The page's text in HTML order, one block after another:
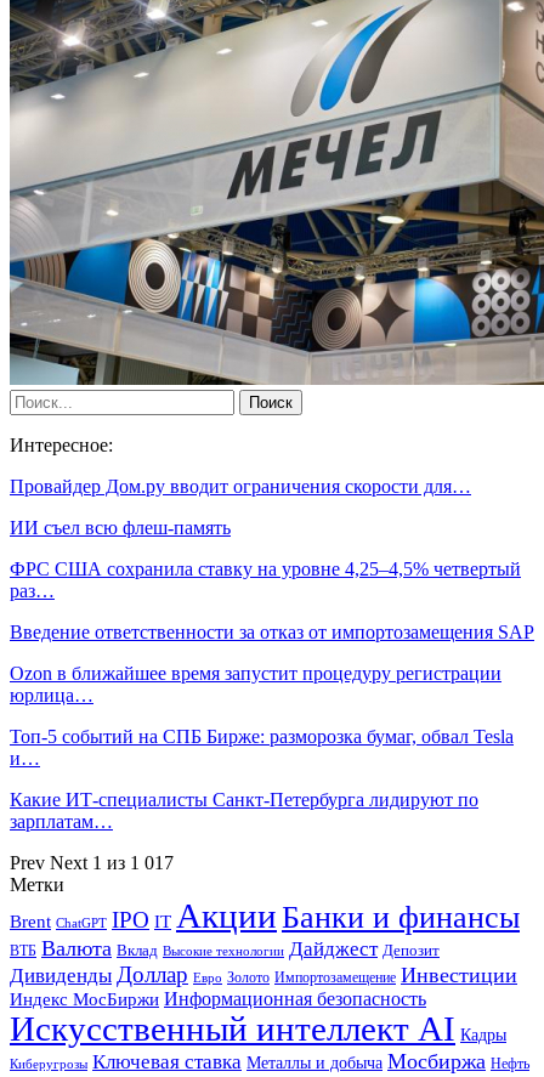
Интересное:
Провайдер Дом.ру вводит ограничения скорости для…
ИИ съел всю флеш-память
ФРС США сохранила ставку на уровне 4,25–4,5% четвертый
раз…
Введение ответственности за отказ от импортозамещения SAP
Ozon в ближайшее время запустит процедуру регистрации
юрлица…
Топ-5 событий на СПБ Бирже: разморозка бумаг, обвал Tesla
и…
Какие ИТ-специалисты Санкт-Петербурга лидируют по
зарплатам…
Prev Next 1 из 1 017
Метки
Brent ChatGPT IPO IT АкцииБанки и финансы
ВТБ Валюта Вклад Высокие технологии Дайджест Депозит
Дивиденды Доллар Евро Золото Импортозамещение Инвестиции
Индекс МосБиржи Информационная безопасность
Искусственный интеллект AI Кадры
Киберугрозы Ключевая ставка Металлы и добыча Мосбиржа Нефть